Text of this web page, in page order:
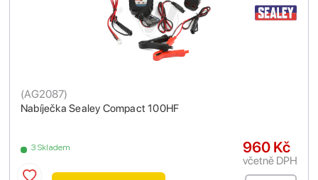
Nabíječka Sealey Compact 100HF
(AG2087)
3 Skladem 960 Kč
včetně DPH